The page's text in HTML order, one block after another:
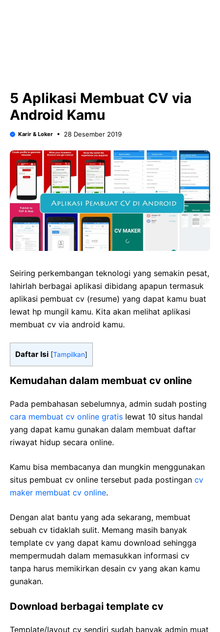
5 Aplikasi Membuat CV via
Android Kamu
Karir & Loker 28 Desember 2019
Seiring perkembangan teknologi yang semakin pesat,
lahirlah berbagai aplikasi dibidang apapun termasuk
aplikasi pembuat cv (resume) yang dapat kamu buat
lewat hp mungil kamu. Kita akan melihat aplikasi
membuat cv via android kamu.
Daftar Isi [Tampilkan]
Kemudahan dalam membuat cv online
Pada pembahasan sebelumnya, admin sudah posting
cara membuat cv online gratis lewat 10 situs handal
yang dapat kamu gunakan dalam membuat daftar
riwayat hidup secara online.
Kamu bisa membacanya dan mungkin menggunakan
situs pembuat cv online tersebut pada postingan cv
maker membuat cv online.
Dengan alat bantu yang ada sekarang, membuat
sebuah cv tidaklah sulit. Memang masih banyak
template cv yang dapat kamu download sehingga
mempermudah dalam memasukkan informasi cv
tanpa harus memikirkan desain cv yang akan kamu
gunakan.
Download berbagai template cv
Template/layout cv sendiri sudah banyak admin muat